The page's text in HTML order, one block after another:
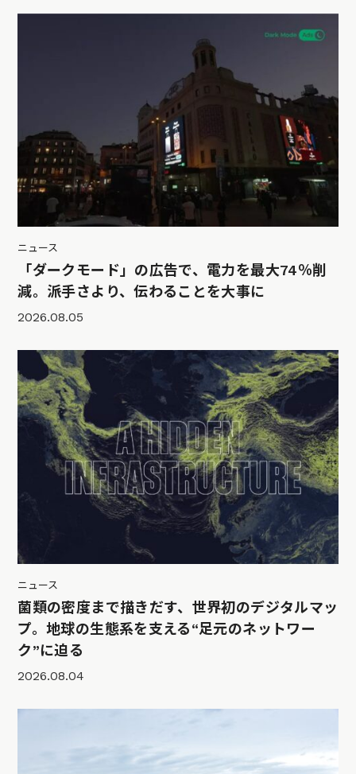
ニュース
「ダークモード」の広告で、電力を最大74％削
減。派手さより、伝わることを大事に
2026.08.05
ニュース
菌類の密度まで描きだす、世界初のデジタルマッ
プ。地球の生態系を支える“足元のネットワー
ク”に迫る
2026.08.04